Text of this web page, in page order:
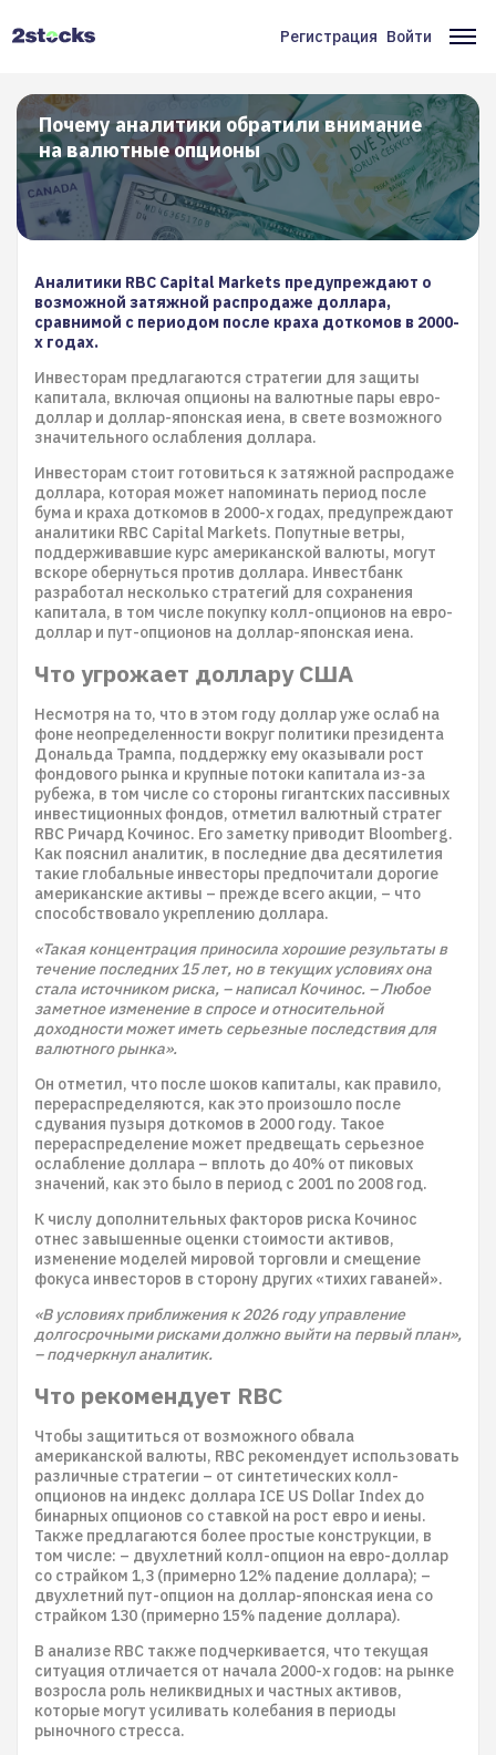
Меню
учётной
записи
пользователя
Регистрация Войти
Почему аналитики обратили внимание
на валютные опционы
Аналитики RBC Capital Markets предупреждают о
возможной затяжной распродаже доллара,
сравнимой с периодом после краха доткомов в 2000-
х годах.
Инвесторам предлагаются стратегии для защиты
капитала, включая опционы на валютные пары евро-
доллар и доллар-японская иена, в свете возможного
значительного ослабления доллара.
Инвесторам стоит готовиться к затяжной распродаже
доллара, которая может напоминать период после
бума и краха доткомов в 2000-х годах, предупреждают
аналитики RBC Capital Markets. Попутные ветры,
поддерживавшие курс американской валюты, могут
вскоре обернуться против доллара. Инвестбанк
разработал несколько стратегий для сохранения
капитала, в том числе покупку колл-опционов на евро-
доллар и пут-опционов на доллар-японская иена.
Что угрожает доллару США
Несмотря на то, что в этом году доллар уже ослаб на
фоне неопределенности вокруг политики президента
Дональда Трампа, поддержку ему оказывали рост
фондового рынка и крупные потоки капитала из-за
рубежа, в том числе со стороны гигантских пассивных
инвестиционных фондов, отметил валютный стратег
RBC Ричард Кочинос. Его заметку приводит Bloomberg.
Как пояснил аналитик, в последние два десятилетия
такие глобальные инвесторы предпочитали дорогие
американские активы – прежде всего акции, – что
способствовало укреплению доллара.
«Такая концентрация приносила хорошие результаты в
течение последних 15 лет, но в текущих условиях она
стала источником риска, – написал Кочинос. – Любое
заметное изменение в спросе и относительной
доходности может иметь серьезные последствия для
валютного рынка».
Он отметил, что после шоков капиталы, как правило,
перераспределяются, как это произошло после
сдувания пузыря доткомов в 2000 году. Такое
перераспределение может предвещать серьезное
ослабление доллара – вплоть до 40% от пиковых
значений, как это было в период с 2001 по 2008 год.
К числу дополнительных факторов риска Кочинос
отнес завышенные оценки стоимости активов,
изменение моделей мировой торговли и смещение
фокуса инвесторов в сторону других «тихих гаваней».
«В условиях приближения к 2026 году управление
долгосрочными рисками должно выйти на первый план»,
– подчеркнул аналитик.
Что рекомендует RBC
Чтобы защититься от возможного обвала
американской валюты, RBC рекомендует использовать
различные стратегии – от синтетических колл-
опционов на индекс доллара ICE US Dollar Index до
бинарных опционов со ставкой на рост евро и иены.
Также предлагаются более простые конструкции, в
том числе: – двухлетний колл-опцион на евро-доллар
со страйком 1,3 (примерно 12% падение доллара); –
двухлетний пут-опцион на доллар-японская иена со
страйком 130 (примерно 15% падение доллара).
В анализе RBC также подчеркивается, что текущая
ситуация отличается от начала 2000-х годов: на рынке
возросла роль неликвидных и частных активов,
которые могут усиливать колебания в периоды
рыночного стресса.